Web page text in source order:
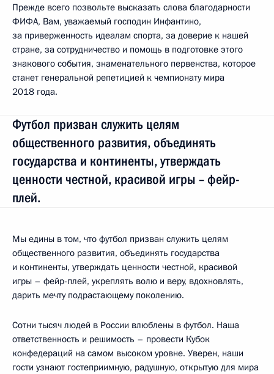
Прежде всего позвольте высказать слова благодарности
ФИФА, Вам, уважаемый господин Инфантино,
за приверженность идеалам спорта, за доверие к нашей
стране, за сотрудничество и помощь в подготовке этого
знакового события, знаменательного первенства, которое
станет генеральной репетицией к чемпионату мира
2018 года.
Футбол призван служить целям
общественного развития, объединять
государства и континенты, утверждать
ценности честной, красивой игры – фейр-
плей.
Мы едины в том, что футбол призван служить целям
общественного развития, объединять государства
и континенты, утверждать ценности честной, красивой
игры – фейр-плей, укреплять волю и веру, вдохновлять,
дарить мечту подрастающему поколению.
Сотни тысяч людей в России влюблены в футбол. Наша
ответственность и решимость – провести Кубок
конфедераций на самом высоком уровне. Уверен, наши
гости узнают гостеприимную, радушную, открытую для мира